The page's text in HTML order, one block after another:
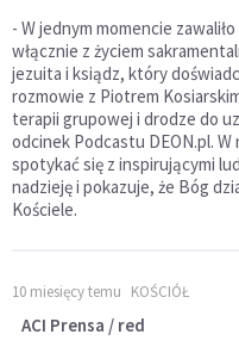
- W jednym momencie
włącznie z życiem
jezuita i ksiądz, który
rozmowie z Piotrem
terapii grupowej i drodze do
odcinek Podcastu DEON.pl.
spotykać się z inspirującymi
nadzieję i pokazuje, że Bóg
Kościele.
10 miesięcy temu KOŚCIÓŁ
ACI Prensa / red